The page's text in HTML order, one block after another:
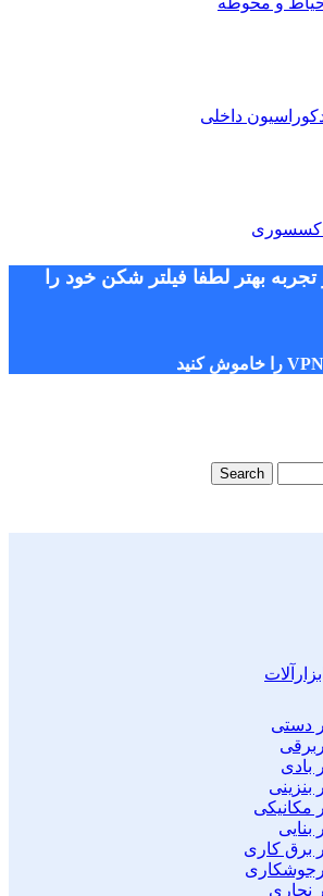
داخلی
اکسسوری
بهتر لطفا فیلتر شکن خود را
Search
ابزارآلات
دستی
بادی
بنزینی
مکانیکی
بنایی
برق کاری
نجاری